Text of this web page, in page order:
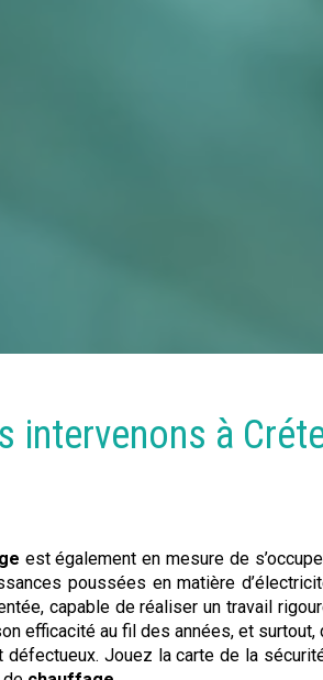
intervenons à
est également en mesure de
poussées en matière
capable de réaliser un travail
efficacité au fil des années, et
défectueux. Jouez la carte de la